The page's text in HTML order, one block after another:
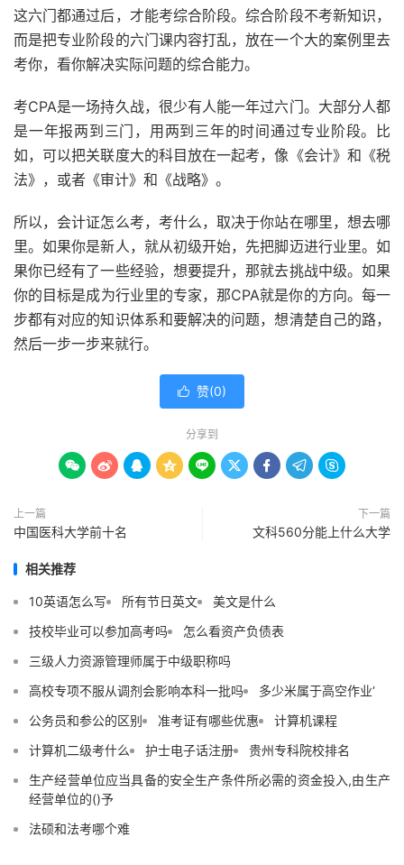
这六门都通过后，才能考综合阶段。综合阶段不考新知识，
而是把专业阶段的六门课内容打乱，放在一个大的案例里去
考你，看你解决实际问题的综合能力。
考CPA是一场持久战，很少有人能一年过六门。大部分人都
是一年报两到三门，用两到三年的时间通过专业阶段。比
如，可以把关联度大的科目放在一起考，像《会计》和《税
法》，或者《审计》和《战略》。
所以，会计证怎么考，考什么，取决于你站在哪里，想去哪
里。如果你是新人，就从初级开始，先把脚迈进行业里。如
果你已经有了一些经验，想要提升，那就去挑战中级。如果
你的目标是成为行业里的专家，那CPA就是你的方向。每一
步都有对应的知识体系和要解决的问题，想清楚自己的路，
然后一步一步来就行。
 赞(0)
分享到
        
上一篇
中国医科大学前十名
下一篇
文科560分能上什么大学
相关推荐
10英语怎么写 所有节日英文
美文是什么
技校毕业可以参加高考吗
怎么看资产负债表
三级人力资源管理师属于中级职称吗
高校专项不服从调剂会影响本科一批吗
多少米属于高空作业‘
公务员和参公的区别
准考证有哪些优惠
计算机课程
计算机二级考什么
护士电子话注册
贵州专科院校排名
生产经营单位应当具备的安全生产条件所必需的资金投入,由生产
经营单位的()予
法硕和法考哪个难